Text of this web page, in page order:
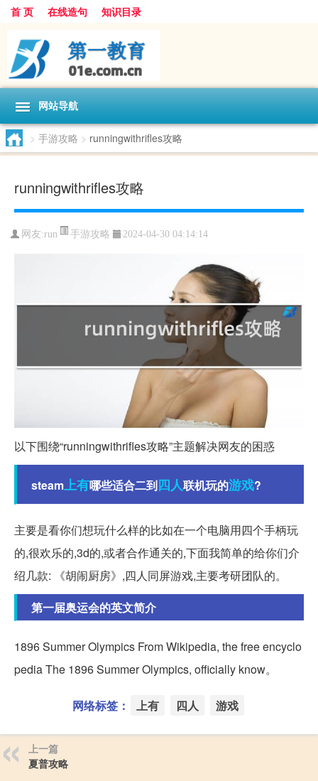
首 页 在线造句 知识目录
网站导航
> 手游攻略 > runningwithrifles攻略
runningwithrifles攻略
网友:run 手游攻略 2024-04-30 04:14:14
以下围绕“runningwithrifles攻略”主题解决网友的困惑
steam上有哪些适合二到四人联机玩的游戏?
主要是看你们想玩什么样的比如在一个电脑用四个手柄玩
的,很欢乐的,3d的,或者合作通关的,下面我简单的给你们介
绍几款: 《胡闹厨房》,四人同屏游戏,主要考研团队的。
第一届奥运会的英文简介
1896 Summer Olympics From Wikipedia, the free encyclo
pedia The 1896 Summer Olympics, officially know。
网络标签： 上有 四人 游戏
上一篇
夏普攻略